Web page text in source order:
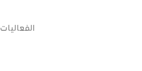
الفعاليات